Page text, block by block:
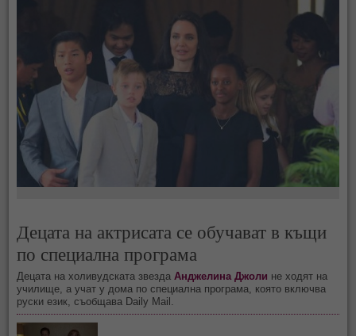
Децата на актрисата се обучават в къщи
по специална програма
Децата на холивудската звезда Анджелина Джоли не ходят на
училище, а учат у дома по специална програма, която включва
руски език, съобщава Daily Mail.